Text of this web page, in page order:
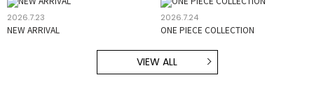
2026.7.23
NEW ARRIVAL
2026.7.24
ONE PIECE COLLECTION
VIEW ALL